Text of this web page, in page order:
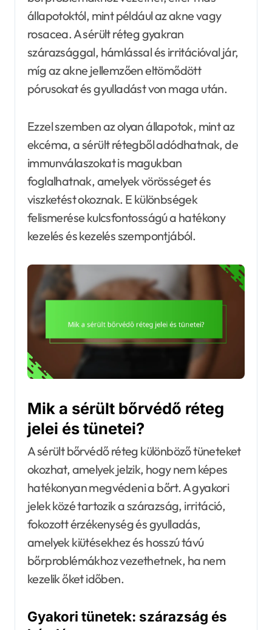
állapotoktól, mint például az akne vagy
rosacea. A sérült réteg gyakran
szárazsággal, hámlással és irritációval jár,
míg az akne jellemzően eltömődött
pórusokat és gyulladást von maga után.
Ezzel szemben az olyan állapotok, mint az
ekcéma, a sérült rétegből adódhatnak, de
immunválaszokat is magukban
foglalhatnak, amelyek vörösséget és
viszketést okoznak. E különbségek
felismerése kulcsfontosságú a hatékony
kezelés és kezelés szempontjából.
Mik a sérült bőrvédő réteg
jelei és tünetei?
A sérült bőrvédő réteg különböző tüneteket
okozhat, amelyek jelzik, hogy nem képes
hatékonyan megvédeni a bőrt. A gyakori
jelek közé tartozik a szárazság, irritáció,
fokozott érzékenység és gyulladás,
amelyek kiütésekhez és hosszú távú
bőrproblémákhoz vezethetnek, ha nem
kezelik őket időben.
Gyakori tünetek: szárazság és